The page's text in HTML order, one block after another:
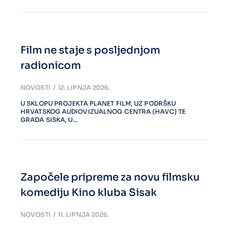
Film ne staje s posljednjom
radionicom
NOVOSTI 12. LIPNJA 2026.
U SKLOPU PROJEKTA PLANET FILM, UZ PODRŠKU
HRVATSKOG AUDIOVIZUALNOG CENTRA (HAVC) TE
GRADA SISKA, U…
Započele pripreme za novu filmsku
komediju Kino kluba Sisak
NOVOSTI 11. LIPNJA 2026.